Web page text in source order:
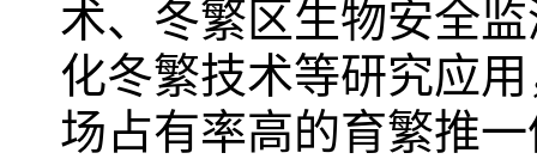
术、冬繁区生物安全
化冬繁技术等研究应
场占有率高的育繁推